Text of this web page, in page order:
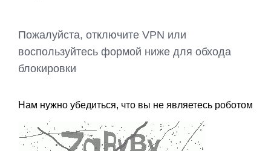
Пожалуйста, отключите VPN или
воспользуйтесь формой ниже для обхода
блокировки
Нам нужно убедиться, что вы не являетесь роботом